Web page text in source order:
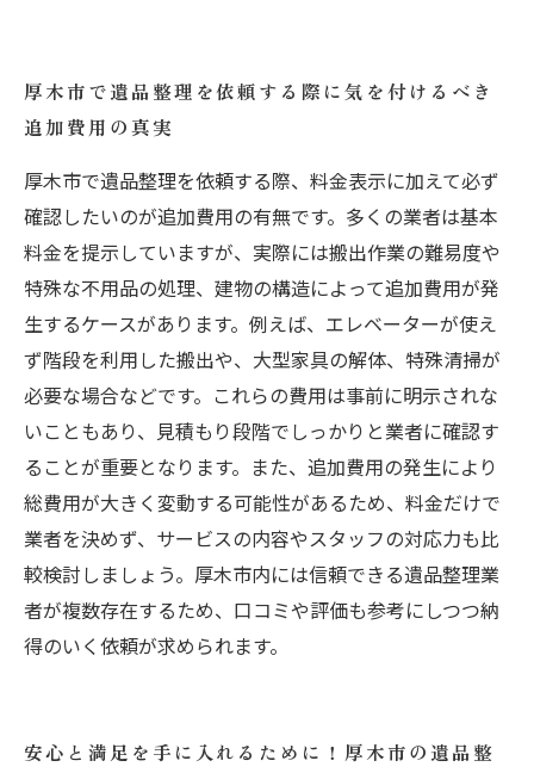
厚木市で遺品整理を依頼する際に気を付けるべき
追加費用の真実
厚木市で遺品整理を依頼する際、料金表示に加えて必ず
確認したいのが追加費用の有無です。多くの業者は基本
料金を提示していますが、実際には搬出作業の難易度や
特殊な不用品の処理、建物の構造によって追加費用が発
生するケースがあります。例えば、エレベーターが使え
ず階段を利用した搬出や、大型家具の解体、特殊清掃が
必要な場合などです。これらの費用は事前に明示されな
いこともあり、見積もり段階でしっかりと業者に確認す
ることが重要となります。また、追加費用の発生により
総費用が大きく変動する可能性があるため、料金だけで
業者を決めず、サービスの内容やスタッフの対応力も比
較検討しましょう。厚木市内には信頼できる遺品整理業
者が複数存在するため、口コミや評価も参考にしつつ納
得のいく依頼が求められます。
安心と満足を手に入れるために！厚木市の遺品整